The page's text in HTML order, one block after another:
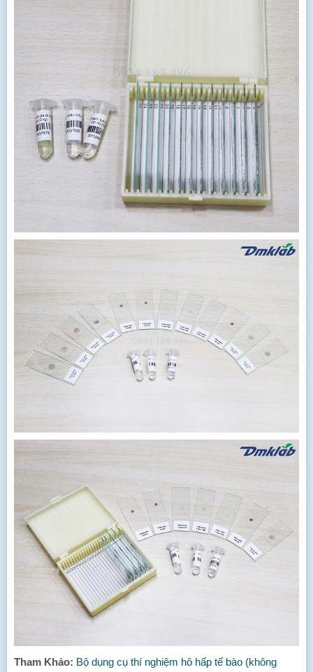
Tham Khảo: Bộ dụng cụ thí nghiệm hô hấp tế bào (không